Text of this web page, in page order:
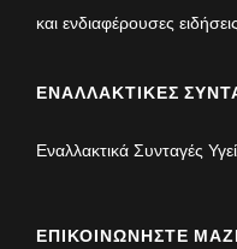
και ενδιαφέρουσες ειδήσεις
ΕΝΑΛΛΑΚΤΙΚΈΣ
Εναλλακτικά Συνταγές
ΕΠΙΚΟΙΝΩΝΉΣΤΕ